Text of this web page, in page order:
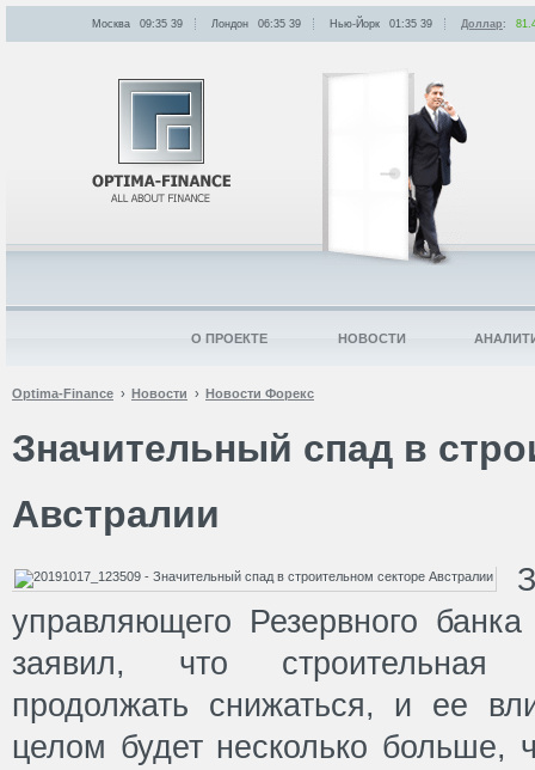
Optima-Finance Новости Новости Форекс
Значительный спад в
Австралии
управляющего Резервного
заявил, что строительная
продолжать снижаться, и ее
целом будет несколько больше,
Москва 09:35 39 Лондон 06:35 39 Нью-Йорк 01:35 39 Доллар:
О ПРОЕКТЕ НОВОСТИ